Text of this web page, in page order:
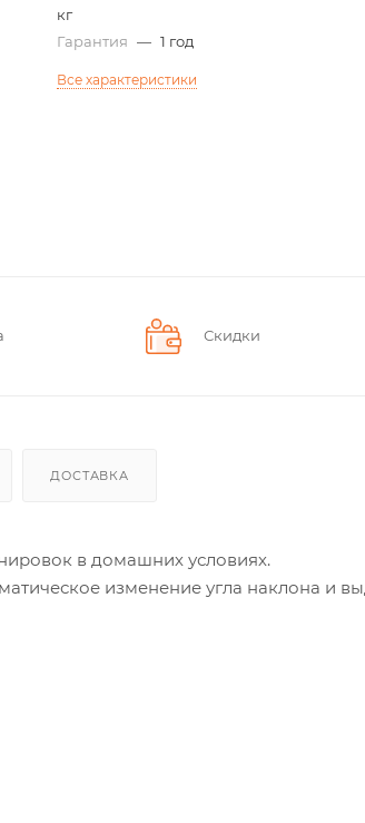
кг
Гарантия — 1 год
Все характеристики
Скидки
ДОСТАВКА
в домашних условиях.
изменение угла наклона и